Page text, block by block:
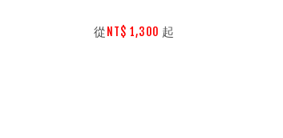
        從
NT$ 1,300 起